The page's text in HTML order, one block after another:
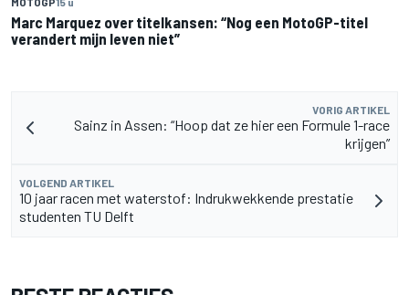
Marc Marquez over titelkansen: “Nog een MotoGP-titel
verandert mijn leven niet”
VORIG ARTIKEL
Sainz in Assen: “Hoop dat ze hier een Formule 1-race
krijgen”
VOLGEND ARTIKEL
10 jaar racen met waterstof: Indrukwekkende prestatie
studenten TU Delft